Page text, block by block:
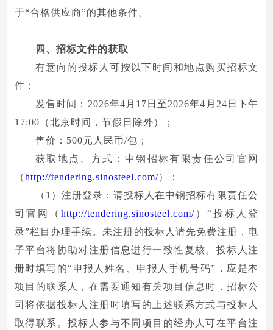
于“合格供应商”的其他条件。
四、招标文件的获取
有意向的投标人可按以下时间和地点购买招标文
件：
发售时间：2026年4月17日至2026年4月24日下午
17:00（北京时间，节假日除外）；
售价：500元人民币/包；
获取地点、方式：中钢招标有限责任公司官网
（http://tendering.sinosteel.com/）；
（1）注册登录：请投标人在中钢招标有限责任公
司官网（ http://tendering.sinosteel.com/ ）“投标人登
录”栏目办理手续。未注册的投标人请先免费注册，电
子平台将协助对注册信息进行一致性复核。投标人注
册时填写的“申报人姓名、申报人手机号码”，应是本
项目的联系人，在需要通知有关项目信息时，招标公
司将依据投标人注册时填写的上述联系方式与投标人
取得联系。投标人参与不同项目的经办人可在平台注